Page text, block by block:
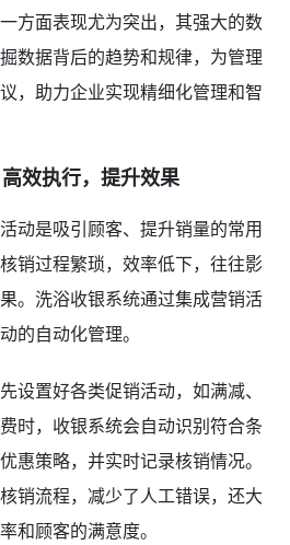
方面表现尤为突出，其强大的数
数据背后的趋势和规律，为管理
，助力企业实现精细化管理和智
效执行，提升效果
动是吸引顾客、提升销量的常用
销过程繁琐，效率低下，往往影
。洗浴收银系统通过集成营销活
的自动化管理。
设置好各类促销活动，如满减、
时，收银系统会自动识别符合条
惠策略，并实时记录核销情况。
销流程，减少了人工错误，还大
和顾客的满意度。